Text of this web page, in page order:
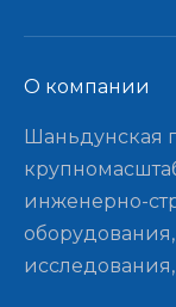
О компании​​​​​​​
Шаньдунская
инженерно-